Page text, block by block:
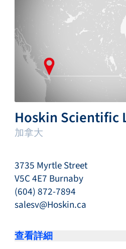
Hoskin Scientific
加拿大
3735 Myrtle Street
V5C 4E7 Burnaby
(604) 872-7894
salesv@Hoskin.ca
查看詳細